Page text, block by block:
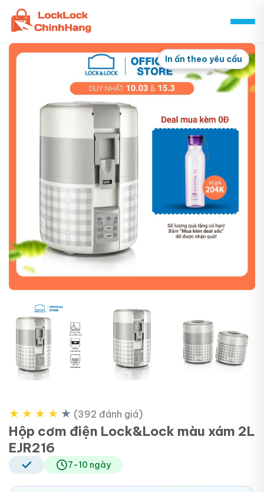
Skip
content
In ấn theo yêu cầu
★ ★ ★ ★ ★ (392 đánh giá)
Hộp cơm điện Lock&Lock màu xám 2L
EJR216
7-10 ngày